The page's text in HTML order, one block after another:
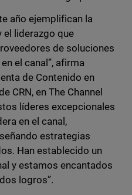
año ejemplifican la
el liderazgo que
de soluciones
el canal”, afirma
de Contenido en
CRN, en The Channel
líderes excepcionales
en el canal,
estrategias
Han establecido un
y estamos encantados
logros”.